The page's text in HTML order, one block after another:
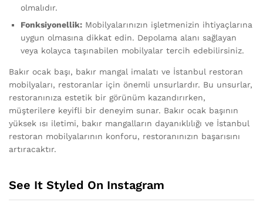
olmalıdır.
Fonksiyonellik: Mobilyalarınızın işletmenizin ihtiyaçlarına
uygun olmasına dikkat edin. Depolama alanı sağlayan
veya kolayca taşınabilen mobilyalar tercih edebilirsiniz.
Bakır ocak başı, bakır mangal imalatı ve İstanbul restoran
mobilyaları, restoranlar için önemli unsurlardır. Bu unsurlar,
restoranınıza estetik bir görünüm kazandırırken,
müşterilere keyifli bir deneyim sunar. Bakır ocak başının
yüksek ısı iletimi, bakır mangalların dayanıklılığı ve İstanbul
restoran mobilyalarının konforu, restoranınızın başarısını
artıracaktır.
See It Styled On Instagram